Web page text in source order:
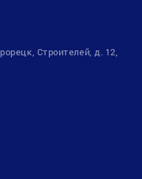
Строителей, д. 12,